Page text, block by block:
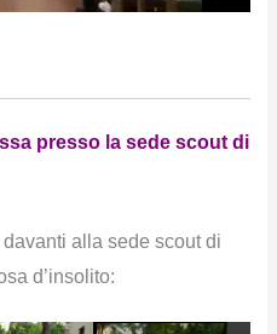
presso la sede scout di
alla sede scout di
d’insolito: